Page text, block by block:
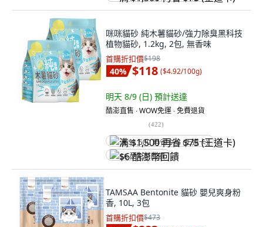
咪咪貓砂 純木薯貓砂/強力除臭黑科技
植物貓砂, 1.2kg, 2包, 無香味
首購折扣價$198
40% $118 ($4.92/100g)
明天 8/9 (日) 預計送達
酷澎直售 ∙ WOW免運 ∙ 免費退貨
(422)
满 $1,500 再省 $75 (王道卡)
$6 酷澎幣回饋
TAMSAA Bentonite 貓砂 嬰兒爽身粉
香, 10L, 3包
首購折扣價$473